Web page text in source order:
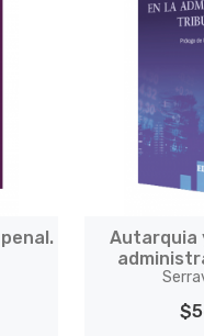
Autarquia